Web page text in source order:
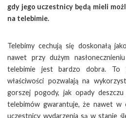
gdy jego uczestnicy będą mieli
na telebimie.
Telebimy cechują się doskonałą
nawet przy dużym
telebimie jest bardzo dobra. To
właściwości pozwalają na
gorszej pogody, jak opady
telebimów gwarantuje, że nawet w
uczestnicy wydarzenia są w stanie